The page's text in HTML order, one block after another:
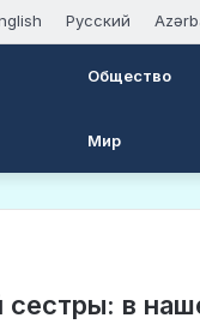
Русский
Общество
Мир
в